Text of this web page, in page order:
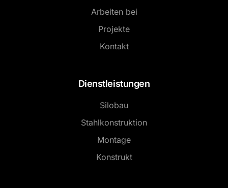
Arbeiten bei
Projekte
Kontakt
Dienstleistungen
Silobau
Stahlkonstruktion
Montage
Konstrukt